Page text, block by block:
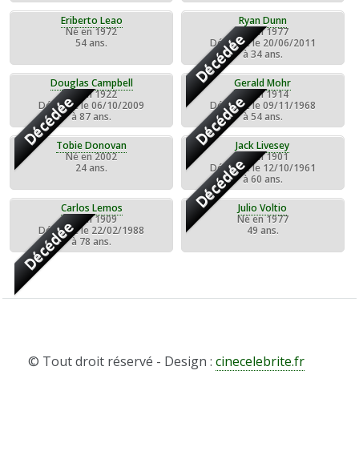
Eriberto Leao
Né en 1972
54 ans.
Ryan Dunn
DécédéeNé en 1977
Décédée le 20/06/2011
à 34 ans.
Douglas Campbell
DécédéeNé en 1922
Décédée le 06/10/2009
à 87 ans.
Gerald Mohr
DécédéeNé en 1914
Décédée le 09/11/1968
à 54 ans.
Tobie Donovan
Né en 2002
24 ans.
Jack Livesey
DécédéeNé en 1901
Décédée le 12/10/1961
à 60 ans.
Carlos Lemos
DécédéeNé en 1909
Décédée le 22/02/1988
à 78 ans.
Julio Voltio
Né en 1977
49 ans.
© Tout droit réservé - Design :cinecelebrite.fr